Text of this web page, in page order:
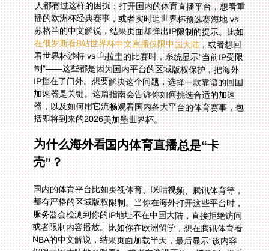
苏格兰的中文解说，结果页面却弹出IP限制的提示。比如
在俄罗斯看B站世界杯中文直播仅限中国大陆，或者想回
看世界杯沙特 vs 乌拉圭的比赛时，系统显示“当前IP受限
制”——这些都是因为国内平台的区域版权保护，把海外
IP挡在了门外。想要解决这个问题，选择一款靠谱的回国
加速器是关键。这篇指南会告诉你如何挑选合适的加速
器，以及如何用它流畅观看国内各大平台的体育赛事，包
括即将到来的2026美加墨世界杯。
为什么海外看国内体育直播总是“卡
壳”？
国内的体育平台比如央视体育、咪咕视频、腾讯体育等，
都有严格的区域版权限制。当你在海外打开这些平台时，
服务器会检测到你的IP地址不在中国大陆，直接拒绝访问
或者限制内容播放。比如你在欧洲留学，想在腾讯体育看
NBA的中文解说，结果页面加载半天，最后显示“该内容
仅限中国大陆地区观看”；或者在澳洲工作，打开B站想看
世界杯的精彩集锦，却遇到“在俄罗斯看B站世界杯中文直
播仅限中国大陆”的类似提示——这些都是IP限制在作
怪。此外，即使有些平台能勉强打开，也会因为跨国网络
的延迟和带宽不足，导致直播卡顿、画面模糊，完全享受